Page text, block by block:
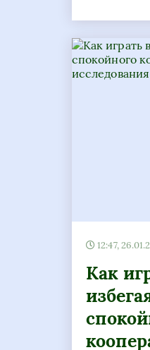
12:47,
Как